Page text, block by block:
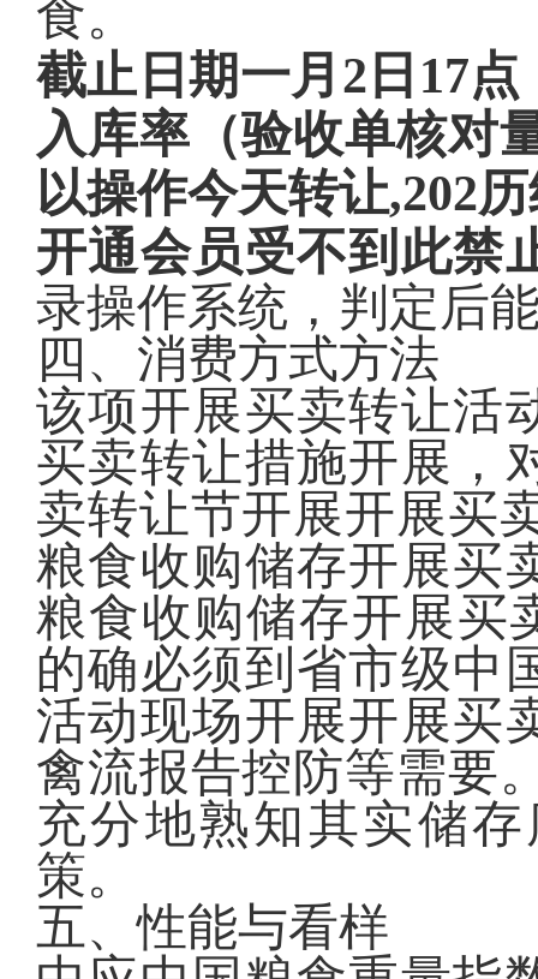
食。
截止日期一月2日17
入库率（验收单核对
以操作今天转让,202
开通会员受不到此禁
录操作系统，判定后
四、消费方式方法
该项开展买卖转让活
买卖转让措施开展，
卖转让节开展开展买
粮食收购储存开展买
粮食收购储存开展买
的确必须到省市级中
活动现场开展开展买
禽流报告控防等需要
充分地熟知其实储
策。
五、性能与看样